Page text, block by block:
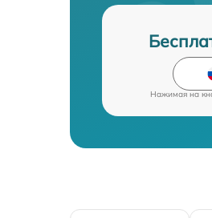
Нажимая на